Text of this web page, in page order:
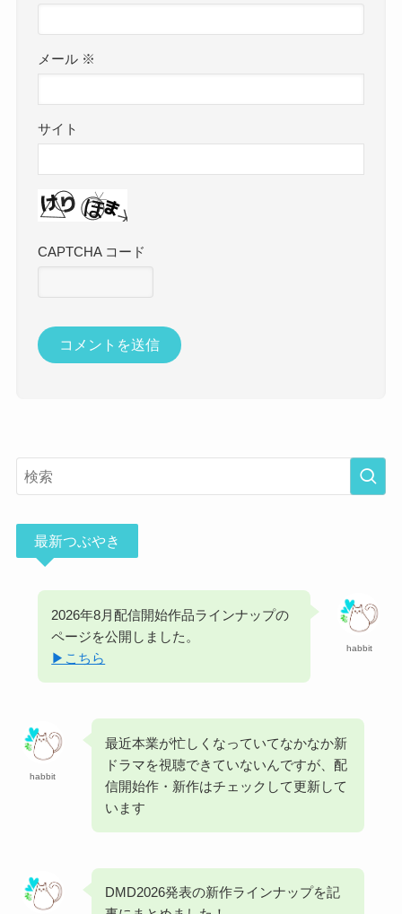
メール ※
サイト
CAPTCHA コード
最新つぶやき
habbit
2026年8月配信開始作品ラインナップの
ページを公開しました。
▶︎こちら
habbit
最近本業が忙しくなっていてなかなか新
ドラマを視聴できていないんですが、配
信開始作・新作はチェックして更新して
います
DMD2026発表の新作ラインナップを記